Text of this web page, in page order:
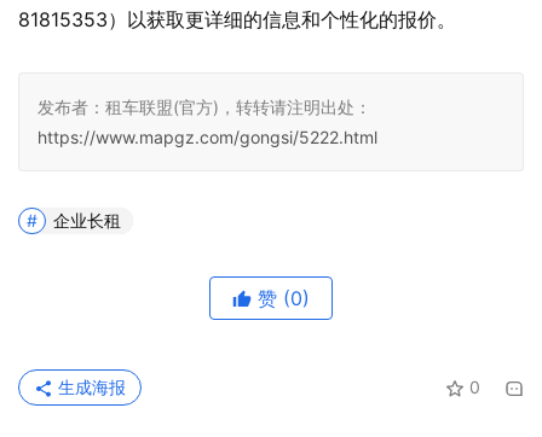
81815353）以获取更详细的信息和个性化的报价。
发布者：租车联盟(官方)，转转请注明出处：
https://www.mapgz.com/gongsi/5222.html
企业长租
赞 (0)
0
生成海报